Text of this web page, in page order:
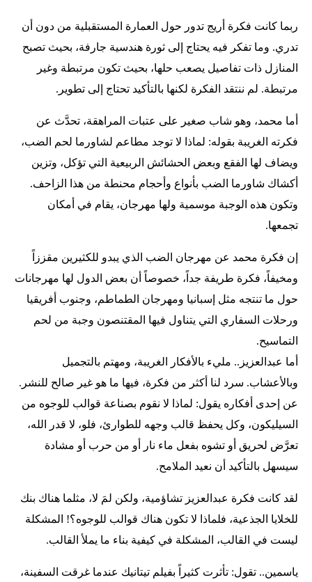
ربما كانت فكرة أريج تدور حول العمارة المستقبلية من دون أن
تدري. وما تفكر فيه يحتاج إلى ثورة هندسية جارفة، بحيث تصبح
المنازل ذات تفاصيل يصعب حلها، بحيث تكون مرتبطة وغير
مرتبطة. لم ننتقد الفكرة لكنها بالتأكيد تحتاج إلى تطوير.
أما محمد، وهو شاب صغير على عتبات المراهقة، تحدَّث عن
فكرته الغريبة بقوله: لماذا لا توجد مطاعم لشاورما لحم الضب،
ويضاف لها الفقع وبعض الحشائش الربيعية التي تؤكل، وتزين
أكشاك شاورما الضب بأنواع وأحجام محنطة من هذا الزاحف.
وتكون هذه الوجبة موسمية ولها مهرجان، يقام في أمكان
تجمعها.
إن فكرة محمد عن مهرجان الضب الذي يبدو للكثيرين مقززاً
ومخيفاً، فكرة طريفة جداً، خصوصاً أن بعض الدول لها مهرجانات
حول ما تنتجه مثل إسبانيا ومهرجان الطماطم، وجنوب أفريقيا
ورحلات السفاري التي يتناول فيها المقتنصون وجبة من لحم
التماسيح.
أما عبدالعزيز.. مليء بالأفكار الغريبة، ومهتم بالتجميل
وبالأعشاب. سرد لنا أكثر من فكرة، فيها ما هو غير صالح للنشر.
عن إحدى أفكاره يقول: لماذا لا نقوم بصناعة قوالب للوجوه من
السيليكون، وكل يحفظ قالب وجهه للطوارئ، فلو، لا قدر الله،
تعرَّض لحريق أو تشوه بفعل ماء نار أو من حرب أو مشادة
سيسهل بالتأكيد أن نعيد الملامح.
لقد كانت فكرة عبدالعزيز تشاؤمية، ولكن لمَ لا، مثلما هناك بنك
للخلايا الجذعية، فلماذا لا تكون هناك قوالب للوجوه؟! المشكلة
ليست في القالب، المشكلة في كيفية بناء ما يملأ القالب.
ياسمين.. تقول: تأثرت كثيراً بفيلم تيتانيك عندما غرقت السفينة،